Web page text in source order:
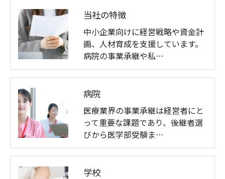
当社の特徴
中小企業向けに経営戦略や資金計
画、人材育成を支援しています。
病院の事業承継や私…
病院
医療業界の事業承継は経営者にと
って重要な課題であり、後継者選
びから医学部受験ま…
学校